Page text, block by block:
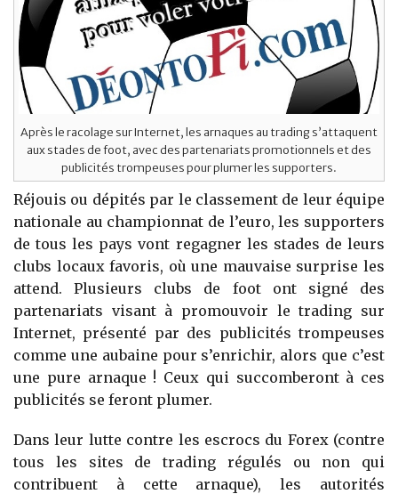
Après le racolage sur Internet, les arnaques au trading s’attaquent
aux stades de foot, avec des partenariats promotionnels et des
publicités trompeuses pour plumer les supporters.
Réjouis ou dépités par le classement de leur équipe
nationale au championnat de l’euro, les supporters
de tous les pays vont regagner les stades de leurs
clubs locaux favoris, où une mauvaise surprise les
attend. Plusieurs clubs de foot ont signé des
partenariats visant à promouvoir le trading sur
Internet, présenté par des publicités trompeuses
comme une aubaine pour s’enrichir, alors que c’est
une pure arnaque ! Ceux qui succomberont à ces
publicités se feront plumer.
Dans leur lutte contre les escrocs du Forex (contre
tous les sites de trading régulés ou non qui
contribuent à cette arnaque), les autorités